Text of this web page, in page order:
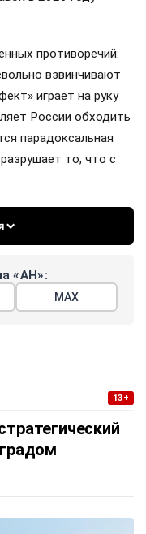
противоречий:
взвинчивают
играет на руку
России обходить
парадоксальная
то, что с
«АН»:
МАХ
13+